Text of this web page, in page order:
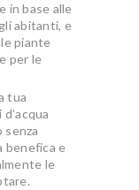
in base alle
abitanti, e
piante
per le
tua
senza
benefica e
le